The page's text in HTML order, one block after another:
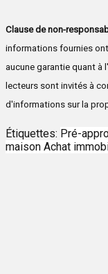
Clause de non-
informations fournies
aucune garantie quant
lecteurs sont invités à
d'informations sur la
Étiquettes: Pré-
maison Achat